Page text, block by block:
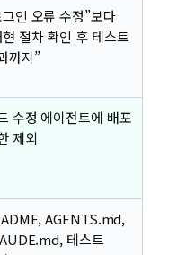
그인 오류 수정”보다
현 절차 확인 후 테스트
까지”
수정 에이전트에 배포
제외
AGENTS.md,
테스트